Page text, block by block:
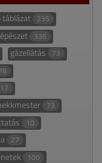
235
336
gázellátás 73
73
10
27
100